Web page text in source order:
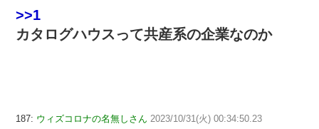
>>1
カタログハウスって共産系の企業なのか
187: ウィズコロナの名無しさん 2023/10/31(火) 00:34:50.23